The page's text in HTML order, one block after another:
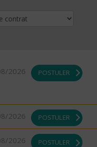
2026 POSTULER
2026 POSTULER
2026 POSTULER